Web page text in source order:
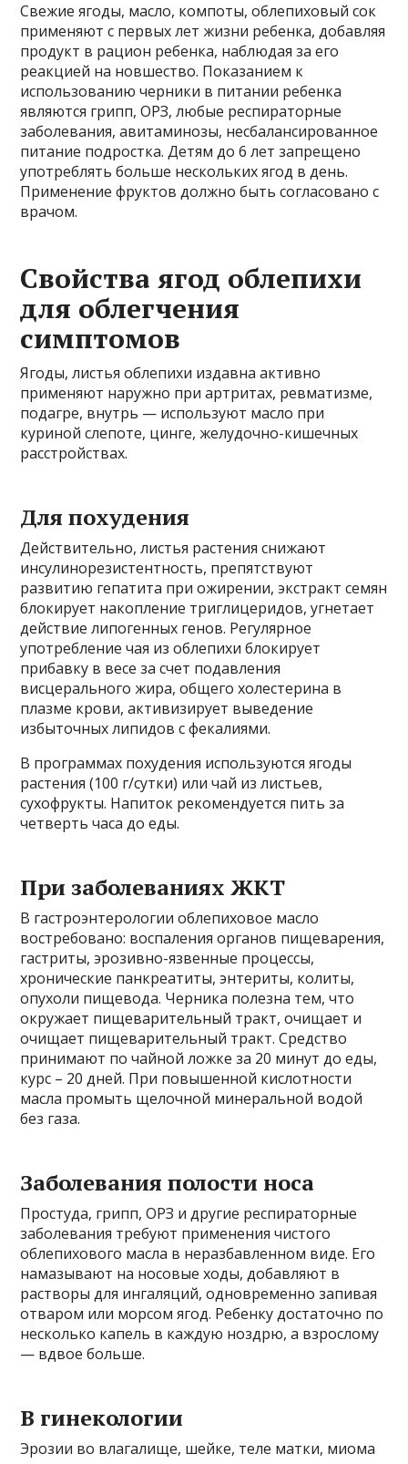
Свежие ягоды, масло, компоты, облепиховый сок
применяют с первых лет жизни ребенка, добавляя
продукт в рацион ребенка, наблюдая за его
реакцией на новшество. Показанием к
использованию черники в питании ребенка
являются грипп, ОРЗ, любые респираторные
заболевания, авитаминозы, несбалансированное
питание подростка. Детям до 6 лет запрещено
употреблять больше нескольких ягод в день.
Применение фруктов должно быть согласовано с
врачом.
Свойства ягод облепихи
для облегчения
симптомов
Ягоды, листья облепихи издавна активно
применяют наружно при артритах, ревматизме,
подагре, внутрь — используют масло при
куриной слепоте, цинге, желудочно-кишечных
расстройствах.
Для похудения
Действительно, листья растения снижают
инсулинорезистентность, препятствуют
развитию гепатита при ожирении, экстракт семян
блокирует накопление триглицеридов, угнетает
действие липогенных генов. Регулярное
употребление чая из облепихи блокирует
прибавку в весе за счет подавления
висцерального жира, общего холестерина в
плазме крови, активизирует выведение
избыточных липидов с фекалиями.
В программах похудения используются ягоды
растения (100 г/сутки) или чай из листьев,
сухофрукты. Напиток рекомендуется пить за
четверть часа до еды.
При заболеваниях ЖКТ
В гастроэнтерологии облепиховое масло
востребовано: воспаления органов пищеварения,
гастриты, эрозивно-язвенные процессы,
хронические панкреатиты, энтериты, колиты,
опухоли пищевода. Черника полезна тем, что
окружает пищеварительный тракт, очищает и
очищает пищеварительный тракт. Средство
принимают по чайной ложке за 20 минут до еды,
курс – 20 дней. При повышенной кислотности
масла промыть щелочной минеральной водой
без газа.
Заболевания полости носа
Простуда, грипп, ОРЗ и другие респираторные
заболевания требуют применения чистого
облепихового масла в неразбавленном виде. Его
намазывают на носовые ходы, добавляют в
растворы для ингаляций, одновременно запивая
отваром или морсом ягод. Ребенку достаточно по
несколько капель в каждую ноздрю, а взрослому
— вдвое больше.
В гинекологии
Эрозии во влагалище, шейке, теле матки, миома